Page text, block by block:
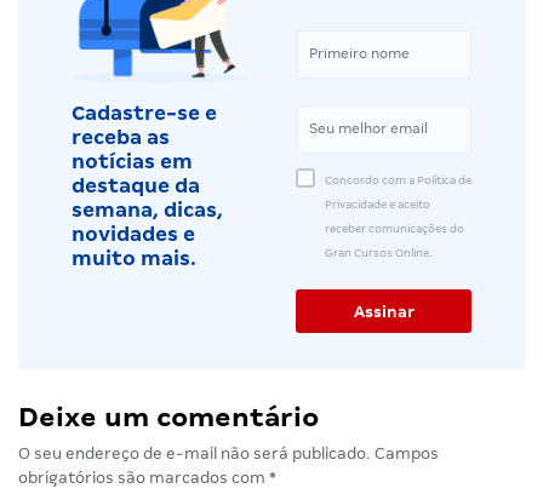
Cadastre-se e
receba as
notícias em
destaque da
semana, dicas,
novidades e
muito mais.
Concordo com a Política de
Privacidade e aceito
receber comunicações do
Gran Cursos Online.
Deixe um comentário
O seu endereço de e-mail não será publicado. Campos
obrigatórios são marcados com *